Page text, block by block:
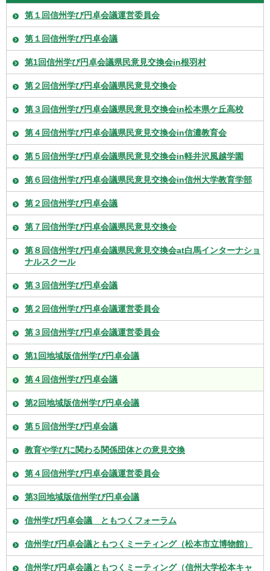
第１回信州学び円卓会議運営委員会
第１回信州学び円卓会議
第1回信州学び円卓会議県民意見交換会in根羽村
第２回信州学び円卓会議県民意見交換会
第３回信州学び円卓会議県民意見交換会in松本県ケ丘高校
第４回信州学び円卓会議県民意見交換会in信濃教育会
第５回信州学び円卓会議県民意見交換会in軽井沢風越学園
第６回信州学び円卓会議県民意見交換会in信州大学教育学部
第２回信州学び円卓会議
第７回信州学び円卓会議県民意見交換会
第８回信州学び円卓会議県民意見交換会at白馬インターナショ
ナルスクール
第３回信州学び円卓会議
第２回信州学び円卓会議運営委員会
第３回信州学び円卓会議運営委員会
第1回地域版信州学び円卓会議
第４回信州学び円卓会議
第2回地域版信州学び円卓会議
第５回信州学び円卓会議
教育や学びに関わる関係団体との意見交換
第４回信州学び円卓会議運営委員会
第3回地域版信州学び円卓会議
信州学び円卓会議 ともつくフォーラム
信州学び円卓会議ともつくミーティング（松本市立博物館）
信州学び円卓会議ともつくミーティング（信州大学松本キャ